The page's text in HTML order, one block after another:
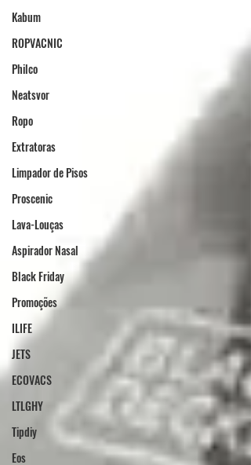
Kabum
ROPVACNIC
Philco
Neatsvor
Ropo
Extratoras
Limpador de Pisos
Proscenic
Lava-Louças
Aspirador Nasal
Black Friday
Promoções
ILIFE
JETS
ECOVACS
LTLGHY
Tipdiy
Eos